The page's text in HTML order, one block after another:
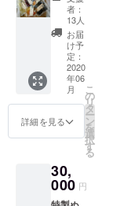
お送り
いたし
ます。
・ぬ
か床用
タッ
パー付
・漬
物は季
節に
お届け
いたし
ます。
便（半
年間）
・半
年間、
毎月末
に無添
加漬物
（３
袋）を
お送り
いたし
ます。
年間、
毎月末
に特製
者：
13人
お届
け予
定：
2020
年06
月
詳細を見る
こ
の
リ
タ
ー
ン
を
選
択
す
る
30,
000 円